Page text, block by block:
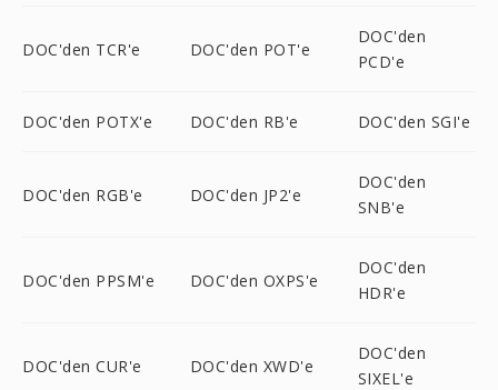
DOC'den TCR'e DOC'den POT'e
DOC'den
PCD'e
DOC'den POTX'e DOC'den RB'e DOC'den SGI'e
DOC'den RGB'e DOC'den JP2'e
DOC'den
SNB'e
DOC'den PPSM'e DOC'den OXPS'e
DOC'den
HDR'e
DOC'den CUR'e DOC'den XWD'e
DOC'den
SIXEL'e